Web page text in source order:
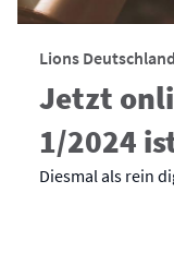
Lions Deutschland
Jetzt
1/2024
Diesmal als rein